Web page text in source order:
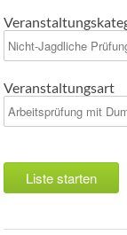
Veranstaltungsart
Liste starten